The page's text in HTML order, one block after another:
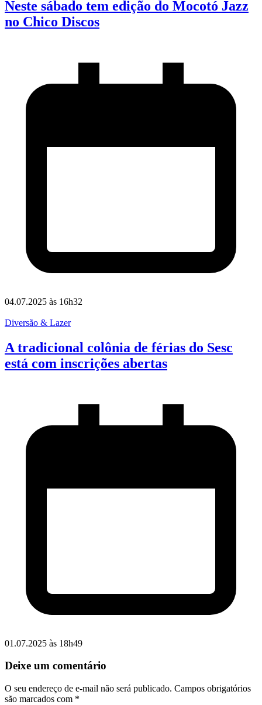
Neste sábado tem edição do Mocotó Jazz
no Chico Discos
04.07.2025 às 16h32
Diversão & Lazer
A tradicional colônia de férias do Sesc
está com inscrições abertas
01.07.2025 às 18h49
Deixe um comentário
O seu endereço de e-mail não será publicado. Campos obrigatórios
são marcados com *